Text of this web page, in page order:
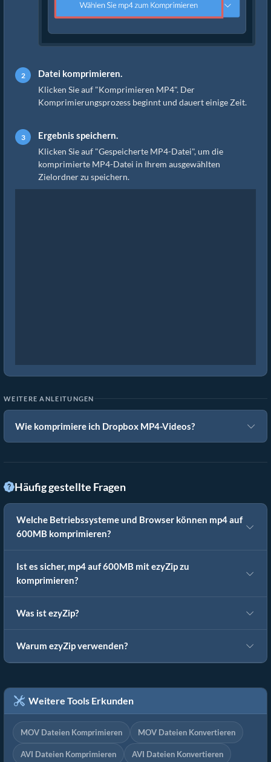
Datei komprimieren.
Klicken Sie auf "Komprimieren MP4". Der
Komprimierungsprozess beginnt und dauert einige Zeit.
Ergebnis speichern.
Klicken Sie auf "Gespeicherte MP4-Datei", um die
komprimierte MP4-Datei in Ihrem ausgewählten
Zielordner zu speichern.
WEITERE ANLEITUNGEN
Wie komprimiere ich Dropbox MP4-Videos?
Häufig gestellte Fragen
Welche Betriebssysteme und Browser können mp4 auf
600MB komprimieren?
Ist es sicher, mp4 auf 600MB mit ezyZip zu
komprimieren?
Was ist ezyZip?
Warum ezyZip verwenden?
Weitere Tools Erkunden
MOV Dateien Komprimieren MOV Dateien Konvertieren
AVI Dateien Komprimieren AVI Dateien Konvertieren